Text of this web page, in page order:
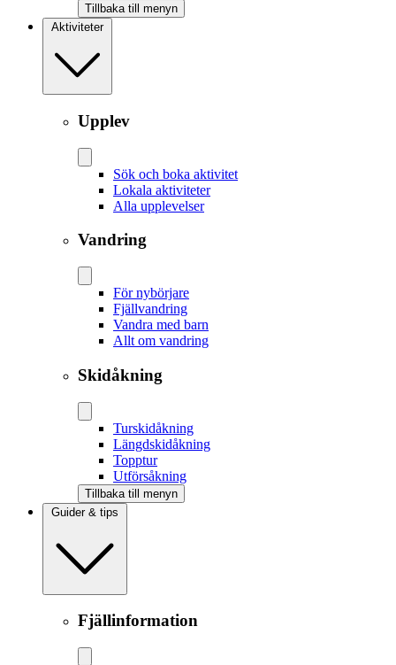
Tillbaka till menyn
Aktiviteter
Upplev
Sök och boka aktivitet
Lokala aktiviteter
Alla upplevelser
Vandring
För nybörjare
Fjällvandring
Vandra med barn
Allt om vandring
Skidåkning
Tur­skidåkning
Längd­skidåkning
Topptur
Utförsåkning
Tillbaka till menyn
Guider & tips
Fjällinformation